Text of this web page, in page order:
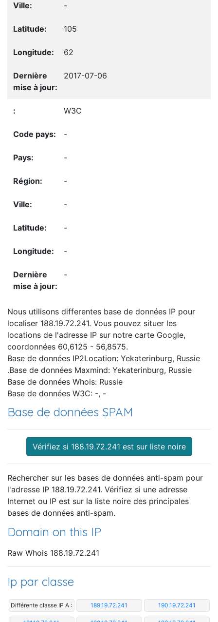
-
105
62
2017-07-06
W3C
-
-
-
-
-
-
-
Nous utilisons differentes base de données IP pour
localiser 188.19.72.241. Vous pouvez situer les
locations de l'adresse IP sur notre carte Google,
coordonnées 60,6125 - 56,8575.
Base de données IP2Location: Yekaterinburg, Russie
.Base de données Maxmind: Yekaterinburg, Russie
Base de données Whois: Russie
Base de données W3C: -, -
Base de données SPAM
Vérifiez si 188.19.72.241 est sur liste noire
Rechercher sur les bases de données anti-spam pour
l'adresse IP 188.19.72.241. Vérifiez si une adresse
Internet ou IP est sur la liste noire des principales
bases de données anti-spam.
Domain on this IP
Raw Whois 188.19.72.241
Ip par classe
Différente classe IP A : 189.19.72.241 190.19.72.241